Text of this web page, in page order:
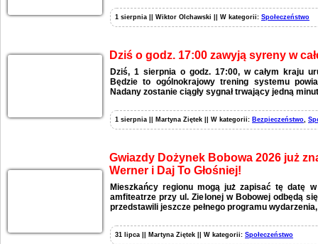
1 sierpnia || Wiktor Olchawski || W kategorii: Społeczeństwo
Dziś o godz. 17:00 zawyją syreny w
Dziś, 1 sierpnia o godz. 17:00, w całym kraju
Będzie to ogólnokrajowy trening systemu
Nadany zostanie ciągły sygnał trwający jedną
1 sierpnia || Martyna Ziętek || W kategorii: Bezpieczeństwo
Gwiazdy Dożynek Bobowa 2026 już
Werner i Daj To Głośniej!
Mieszkańcy regionu mogą już zapisać tę datę
amfiteatrze przy ul. Zielonej w Bobowej odbędą
przedstawili jeszcze pełnego programu
31 lipca || Martyna Ziętek || W kategorii: Społeczeństwo